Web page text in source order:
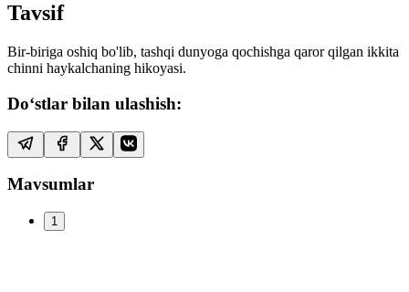
Tavsif
Bir-biriga oshiq bo'lib, tashqi dunyoga qochishga qaror qilgan ikkita
chinni haykalchaning hikoyasi.
Do‘stlar bilan ulashish:
Mavsumlar
1